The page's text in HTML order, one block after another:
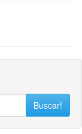
Buscar!